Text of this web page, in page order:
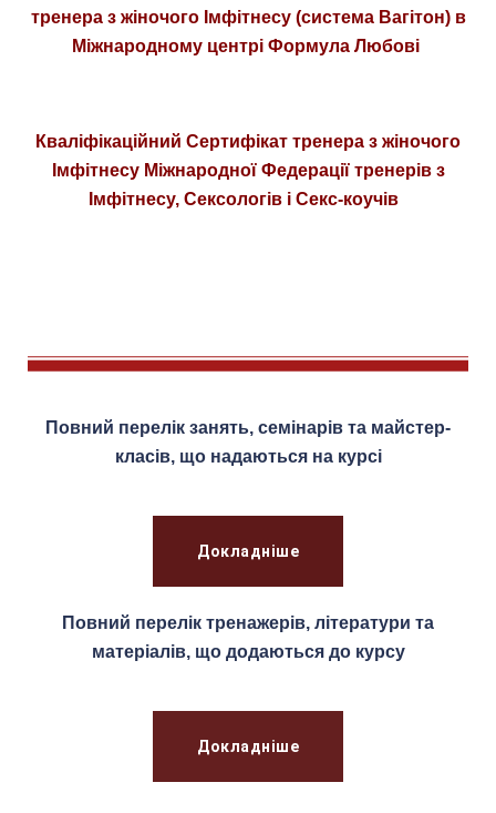
тренера з жіночого Імфітнесу (система Вагітон) в
Міжнародному центрі Формула Любові
Кваліфікаційний Сертифікат тренера з жіночого
Імфітнесу Міжнародної Федерації тренерів з
Імфітнесу, Сексологів і Секс-коучів
Повний перелік занять, семінарів та майстер-
класів, що надаються на курсі
Докладніше
Повний перелік тренажерів, літератури та
матеріалів, що додаються до курсу
Докладніше